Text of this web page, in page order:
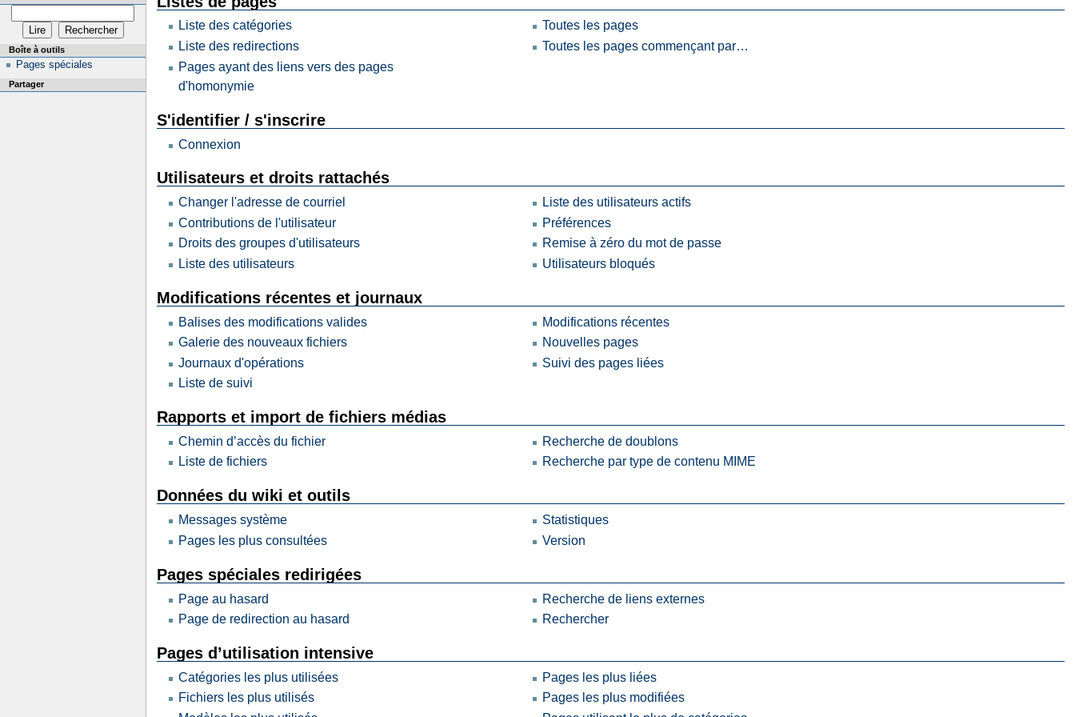
Liste des catégories
Liste des redirections
Pages ayant des liens vers des pages
d'homonymie
Toutes les pages
Toutes les pages commençant par…
S'identifier / s'inscrire
Connexion
Utilisateurs et droits rattachés
Changer l'adresse de courriel
Contributions de l'utilisateur
Droits des groupes d'utilisateurs
Liste des utilisateurs
Liste des utilisateurs actifs
Préférences
Remise à zéro du mot de passe
Utilisateurs bloqués
Modifications récentes et journaux
Balises des modifications valides
Galerie des nouveaux fichiers
Journaux d'opérations
Liste de suivi
Modifications récentes
Nouvelles pages
Suivi des pages liées
Rapports et import de fichiers médias
Chemin d’accès du fichier
Liste de fichiers
Recherche de doublons
Recherche par type de contenu MIME
Données du wiki et outils
Messages système
Pages les plus consultées
Statistiques
Version
Pages spéciales redirigées
Page au hasard
Page de redirection au hasard
Recherche de liens externes
Rechercher
Pages d’utilisation intensive
Catégories les plus utilisées
Fichiers les plus utilisés
Pages les plus liées
Pages les plus modifiées
Boîte à outils
Pages spéciales
Partager